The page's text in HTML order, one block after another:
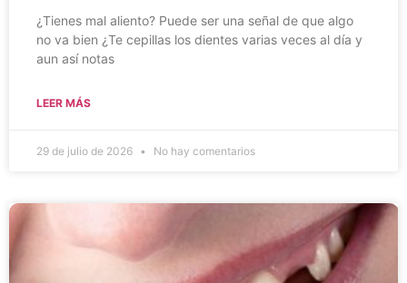
¿Tienes mal aliento? Puede ser una señal de que algo
no va bien ¿Te cepillas los dientes varias veces al día y
aun así notas
LEER MÁS
29 de julio de 2026 No hay comentarios